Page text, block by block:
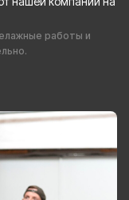
работы и